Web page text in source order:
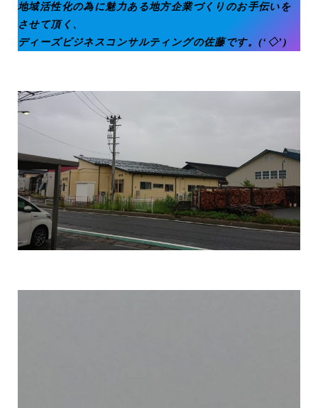
地域活性化の為に魅力ある地方企業づくりのお手伝いを
させて頂く、
ディーズビジネスコンサルティングの佐藤です。(‘◇’)ゞ